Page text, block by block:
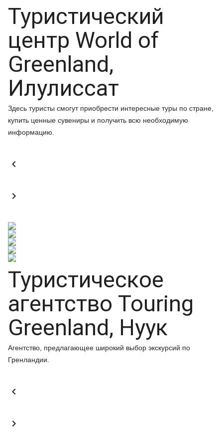
Туристический
центр World of
Greenland,
Илулиссат
Здесь туристы смогут приобрести интересные туры по стране,
купить ценные сувениры и получить всю необходимую
информацию.


Туристическое
агентство Touring
Greenland, Нуук
Агентство, предлагающее широкий выбор экскурсий по
Гренландии.

